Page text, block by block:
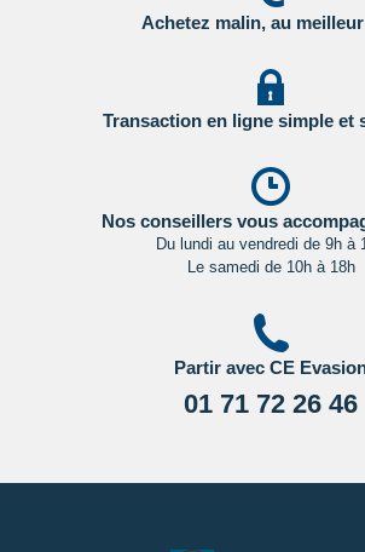
Les formalités administratives
départ, nous vous recommandons
régulièrement le site du ministère des
Cliquant ici.
Achetez malin, au
Transaction en ligne simple et
Nos conseillers vous
Du lundi au vendredi de 9h à
Le samedi de 10h à 18h
Partir avec CE
01 71 72 26 46